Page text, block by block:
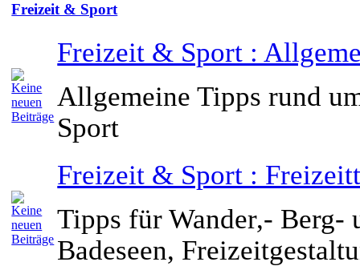
Freizeit & Sport
Freizeit & Sport :
Allgemeine Tipps rund
Sport
Freizeit & Sport :
Tipps für Wander,- Berg-
Badeseen,